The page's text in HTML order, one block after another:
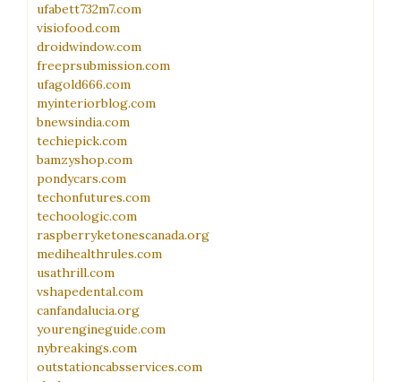
ufabett732m7.com
visiofood.com
droidwindow.com
freeprsubmission.com
ufagold666.com
myinteriorblog.com
bnewsindia.com
techiepick.com
bamzyshop.com
pondycars.com
techonfutures.com
techoologic.com
raspberryketonescanada.org
medihealthrules.com
usathrill.com
vshapedental.com
canfandalucia.org
yourengineguide.com
nybreakings.com
outstationcabsservices.com